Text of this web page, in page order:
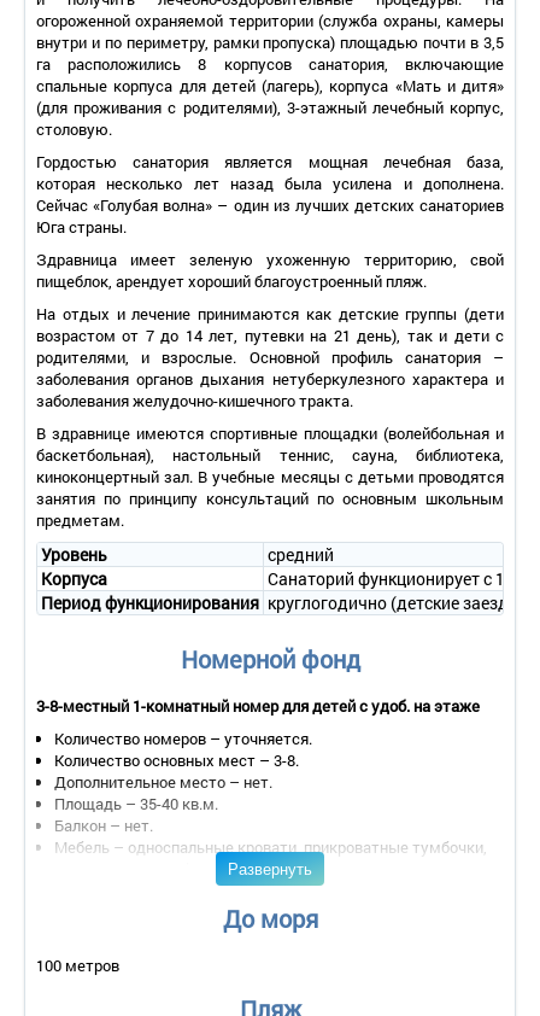
огороженной охраняемой территории (служба охраны, камеры
внутри и по периметру, рамки пропуска) площадью почти в 3,5
га расположились 8 корпусов санатория, включающие
спальные корпуса для детей (лагерь), корпуса «Мать и дитя»
(для проживания с родителями), 3-этажный лечебный корпус,
столовую.
Гордостью санатория является мощная лечебная база,
которая несколько лет назад была усилена и дополнена.
Сейчас «Голубая волна» – один из лучших детских санаториев
Юга страны.
Здравница имеет зеленую ухоженную территорию, свой
пищеблок, арендует хороший благоустроенный пляж.
На отдых и лечение принимаются как детские группы (дети
возрастом от 7 до 14 лет, путевки на 21 день), так и дети с
родителями, и взрослые. Основной профиль санатория –
заболевания органов дыхания нетуберкулезного характера и
заболевания желудочно-кишечного тракта.
В здравнице имеются спортивные площадки (волейбольная и
баскетбольная), настольный теннис, сауна, библиотека,
киноконцертный зал. В учебные месяцы с детьми проводятся
занятия по принципу консультаций по основным школьным
предметам.
Уровень
средний
Корпуса
Санаторий функционирует с
Период функционирования круглогодично (детские заезды
Номерной фонд
3-8-местный 1-комнатный номер для детей с удоб. на этаже
Количество номеров – уточняется.
Количество основных мест – 3-8.
Дополнительное место – нет.
Площадь – 35-40 кв.м.
Балкон – нет.
Мебель – односпальные кровати, прикроватные тумбочки,
Оборудование – нет. На этажах имеются телевизоры.
Санузел – находится на этаже (умывальники, зеркала,
- уборка номера – по требованию;
Развернуть
До моря
100 метров
Пляж